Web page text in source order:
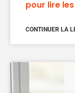
pour lire
CONTINUER LA